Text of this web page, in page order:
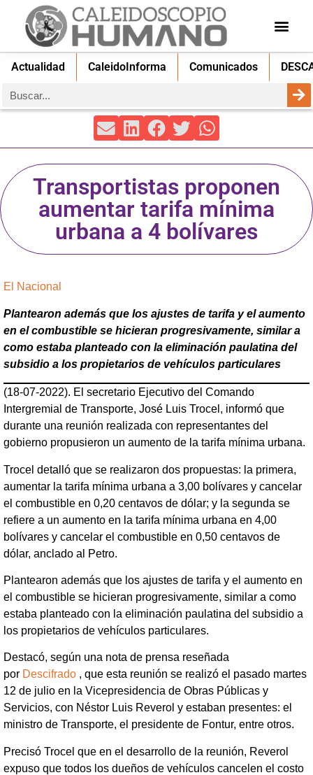
Actualidad CaleidoInforma Comunicados
Transportistas proponen
aumentar tarifa mínima
urbana a 4 bolívares
El Nacional
Plantearon además que los ajustes de tarifa y el aumento
en el combustible se hicieran progresivamente, similar a
como estaba planteado con la eliminación paulatina del
subsidio a los propietarios de vehículos particulares
(18-07-2022). El secretario Ejecutivo del Comando
Intergremial de Transporte, José Luis Trocel, informó que
durante una reunión realizada con representantes del
gobierno propusieron un aumento de la tarifa mínima urbana.
Trocel detalló que se realizaron dos propuestas: la primera,
aumentar la tarifa mínima urbana a 3,00 bolívares y cancelar
el combustible en 0,20 centavos de dólar; y la segunda se
refiere a un aumento en la tarifa mínima urbana en 4,00
bolívares y cancelar el combustible en 0,50 centavos de
dólar, anclado al Petro.
Plantearon además que los ajustes de tarifa y el aumento en
el combustible se hicieran progresivamente, similar a como
estaba planteado con la eliminación paulatina del subsidio a
los propietarios de vehículos particulares.
Destacó, según una nota de prensa reseñada
por Descifrado , que esta reunión se realizó el pasado martes
12 de julio en la Vicepresidencia de Obras Públicas y
Servicios, con Néstor Luis Reverol y estaban presentes: el
ministro de Transporte, el presidente de Fontur, entre otros.
Precisó Trocel que en el desarrollo de la reunión, Reverol
expuso que todos los dueños de vehículos cancelen el costo